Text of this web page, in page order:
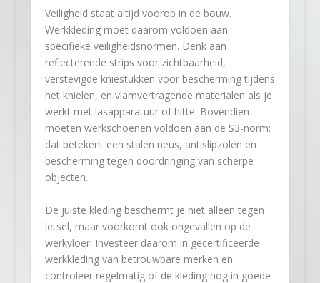
Veiligheid staat altijd voorop in de bouw.
Werkkleding moet daarom voldoen aan
specifieke veiligheidsnormen. Denk aan
reflecterende strips voor zichtbaarheid,
verstevigde kniestukken voor bescherming tijdens
het knielen, en vlamvertragende materialen als je
werkt met lasapparatuur of hitte. Bovendien
moeten werkschoenen voldoen aan de S3-norm:
dat betekent een stalen neus, antislipzolen en
bescherming tegen doordringing van scherpe
objecten.
De juiste kleding beschermt je niet alleen tegen
letsel, maar voorkomt ook ongevallen op de
werkvloer. Investeer daarom in gecertificeerde
werkkleding van betrouwbare merken en
controleer regelmatig of de kleding nog in goede